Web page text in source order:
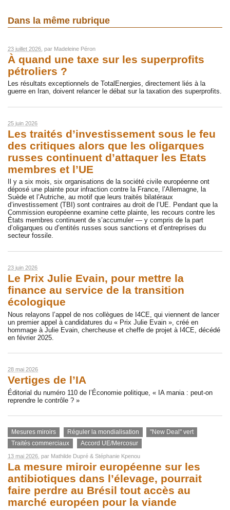
Dans la même rubrique
23 juillet 2026 , par Madeleine Péron
À quand une taxe sur les superprofits
pétroliers ?
Les résultats exceptionnels de TotalEnergies, directement liés à la
guerre en Iran, doivent relancer le débat sur la taxation des superprofits.
25 juin 2026
Les traités d’investissement sous le feu
des critiques alors que les oligarques
russes continuent d’attaquer les Etats
membres et l’UE
Il y a six mois, six organisations de la société civile européenne ont
déposé une plainte pour infraction contre la France, l’Allemagne, la
Suède et l’Autriche, au motif que leurs traités bilatéraux
d’investissement (TBI) sont contraires au droit de l’UE. Pendant que la
Commission européenne examine cette plainte, les recours contre les
États membres continuent de s’accumuler — y compris de la part
d’oligarques ou d’entités russes sous sanctions et d’entreprises du
secteur fossile.
23 juin 2026
Le Prix Julie Evain, pour mettre la
finance au service de la transition
écologique
Nous relayons l’appel de nos collègues de I4CE, qui viennent de lancer
un premier appel à candidatures du « Prix Julie Evain », créé en
hommage à Julie Evain, chercheuse et cheffe de projet à I4CE, décédé
en février 2025.
28 mai 2026
Vertiges de l’IA
Éditorial du numéro 110 de l’Économie politique, « IA mania : peut-on
reprendre le contrôle ? »
Mesures miroirs Réguler la mondialisation
"New Deal" vert
Traités commerciaux
Accord UE/Mercosur
13 mai 2026, par Mathilde Dupré & Stéphanie Kpenou
La mesure miroir européenne sur les
antibiotiques dans l’élevage, pourrait
faire perdre au Brésil tout accès au
marché européen pour la viande